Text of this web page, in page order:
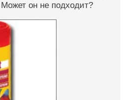
он не подходит?